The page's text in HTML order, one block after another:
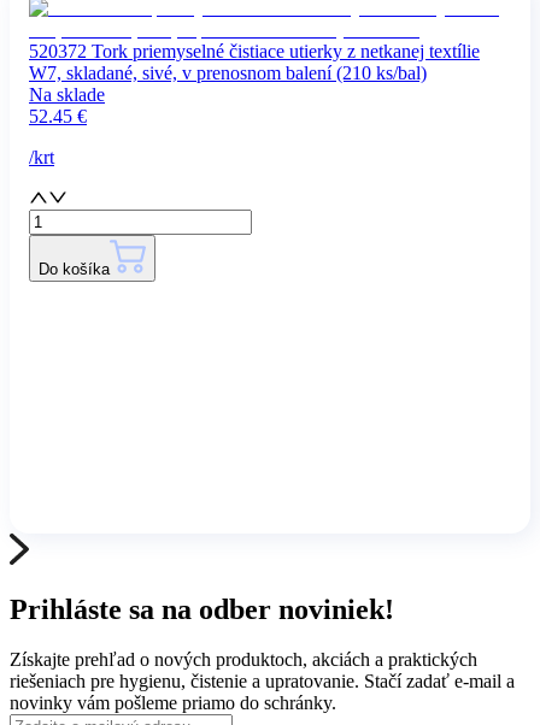
520372 Tork priemyselné čistiace utierky z netkanej textílie
W7, skladané, sivé, v prenosnom balení (210 ks/bal)
Na sklade
52.45 €
/krt
Do košíka
Prihláste sa na odber noviniek!
Získajte prehľad o nových produktoch, akciách a praktických
riešeniach pre hygienu, čistenie a upratovanie. Stačí zadať e-mail a
novinky vám pošleme priamo do schránky.